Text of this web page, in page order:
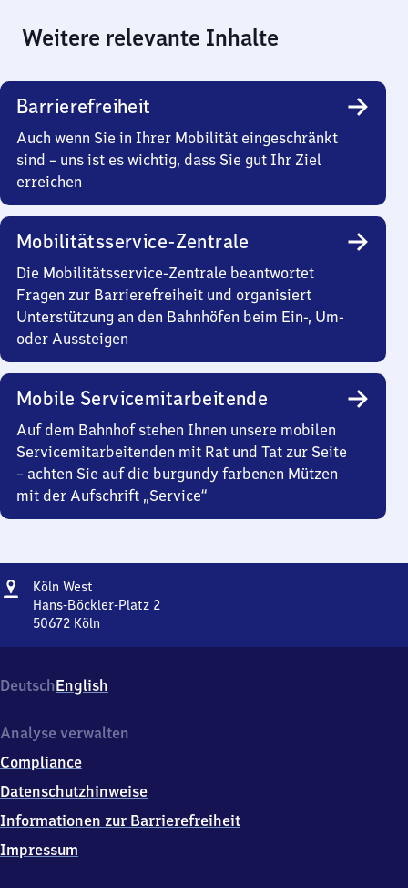
Weitere relevante Inhalte
Barrierefreiheit
Auch wenn Sie in Ihrer Mobilität eingeschränkt
sind – uns ist es wichtig, dass Sie gut Ihr Ziel
erreichen
Mobilitätsservice-Zentrale
Die Mobilitätsservice-Zentrale beantwortet
Fragen zur Barrierefreiheit und organisiert
Unterstützung an den Bahnhöfen beim Ein-, Um-
oder Aussteigen
Mobile Servicemitarbeitende
Auf dem Bahnhof stehen Ihnen unsere mobilen
Servicemitarbeitenden mit Rat und Tat zur Seite
– achten Sie auf die burgundy farbenen Mützen
mit der Aufschrift „Service“
Adresse
Köln West
West
Hans-Böckler-Platz 2
50672 Köln
Hans-
Böckler-
2,
0
6
2
Köln
DeutschEnglish
Analyse verwalten
Compliance
Datenschutzhinweise
Informationen zur Barrierefreiheit
Impressum